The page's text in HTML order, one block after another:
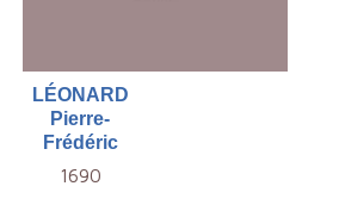
LÉONARD
Pierre-
Frédéric
1690